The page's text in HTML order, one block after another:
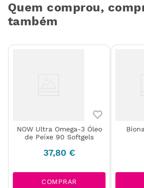
Quem comprou,
também
NOW Ultra Omega-3 Óleo
de Peixe 90 Softgels
37,80 €
COMPRAR